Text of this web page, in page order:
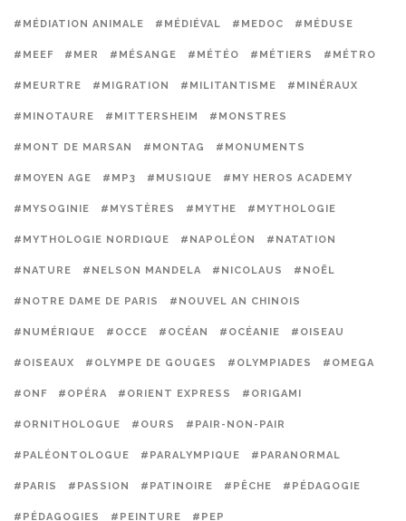
#MÉDIATION ANIMALE #MÉDIÉVAL #MEDOC #MÉDUSE
#MEEF #MER #MÉSANGE #MÉTÉO #MÉTIERS #MÉTRO
#MEURTRE #MIGRATION #MILITANTISME #MINÉRAUX
#MINOTAURE #MITTERSHEIM #MONSTRES
#MONT DE MARSAN #MONTAG #MONUMENTS
#MOYEN AGE #MP3 #MUSIQUE #MY HEROS ACADEMY
#MYSOGINIE #MYSTÈRES #MYTHE #MYTHOLOGIE
#MYTHOLOGIE NORDIQUE #NAPOLÉON #NATATION
#NATURE #NELSON MANDELA #NICOLAUS #NOËL
#NOTRE DAME DE PARIS #NOUVEL AN CHINOIS
#NUMÉRIQUE #OCCE #OCÉAN #OCÉANIE #OISEAU
#OISEAUX #OLYMPE DE GOUGES #OLYMPIADES #OMEGA
#ONF #OPÉRA #ORIENT EXPRESS #ORIGAMI
#ORNITHOLOGUE #OURS #PAIR-NON-PAIR
#PALÉONTOLOGUE #PARALYMPIQUE #PARANORMAL
#PARIS #PASSION #PATINOIRE #PÊCHE #PÉDAGOGIE
#PÉDAGOGIES #PEINTURE #PEP